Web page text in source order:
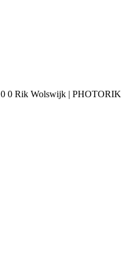
0 0 Rik Wolswijk | PHOTORIK